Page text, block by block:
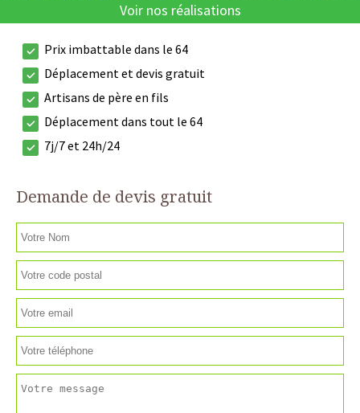
Voir nos réalisations
Prix imbattable dans le 64
Déplacement et devis gratuit
Artisans de père en fils
Déplacement dans tout le 64
7j/7 et 24h/24
Demande de devis gratuit